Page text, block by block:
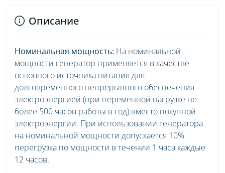
Описание
Номинальная мощность: На номинальной
мощности генератор применяется в качестве
основного источника питания для
долговременного непрерывного обеспечения
электроэнергией (при переменной нагрузке не
более 500 часов работы в год) вместо покупной
электроэнергии. При использовании генератора
на номинальной мощности допускается 10%
перегрузка по мощности в течении 1 часа каждые
12 часов.